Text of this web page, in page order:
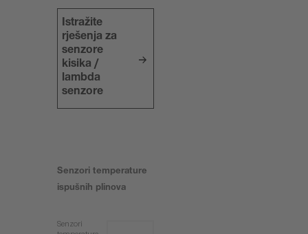
Istražite
rješenja za
senzore
kisika /
lambda
senzore
Senzori temperature
ispušnih plinova
Senzori